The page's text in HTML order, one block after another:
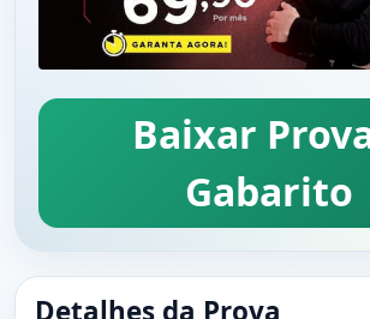
Baixar
Gabarito